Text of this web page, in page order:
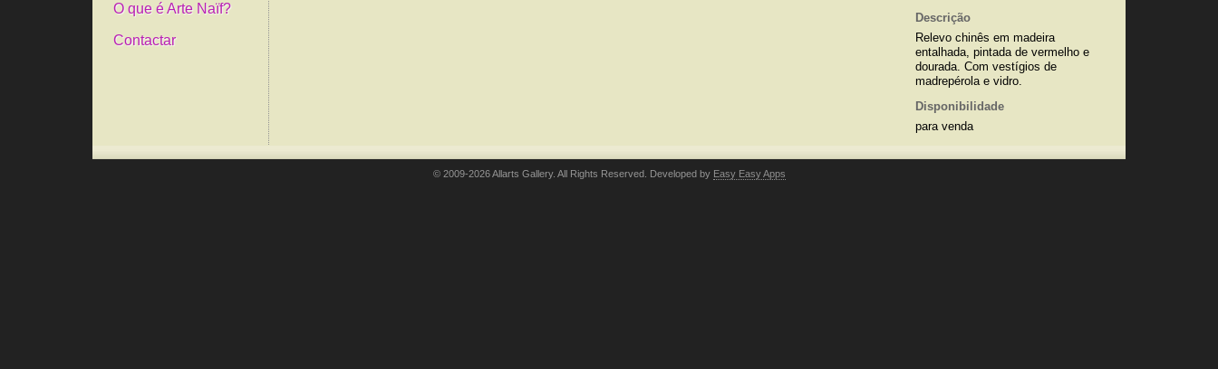
O que é Arte Naïf?
Contactar
Descrição
Relevo chinês em madeira
entalhada, pintada de vermelho e
dourada. Com vestígios de
madrepérola e vidro.
Disponibilidade
para venda
© 2009-2026 Allarts Gallery. All Rights Reserved. Developed by Easy Easy Apps